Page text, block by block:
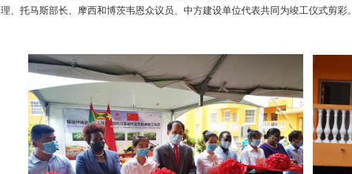
理、托马斯部长、摩西和博茨韦恩众议员、中方建设单位代表共同为竣工仪式剪彩。